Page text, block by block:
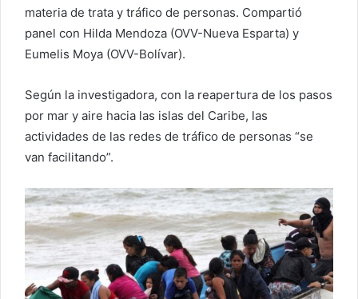
materia de trata y tráfico de personas. Compartió
panel con Hilda Mendoza (OVV-Nueva Esparta) y
Eumelis Moya (OVV-Bolívar).
Según la investigadora, con la reapertura de los pasos
por mar y aire hacia las islas del Caribe, las
actividades de las redes de tráfico de personas “se
van facilitando”.